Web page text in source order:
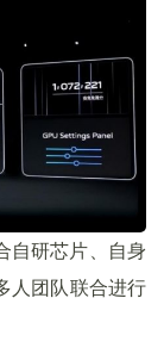
自研芯片、自身
人团队联合进行